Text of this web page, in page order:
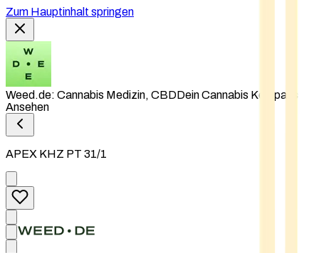
Zum Hauptinhalt springen
Weed.de: Cannabis Medizin, CBDDein Cannabis Kompass
Ansehen
APEX KHZ PT 31/1